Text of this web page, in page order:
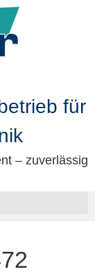
für
– zuverlässig